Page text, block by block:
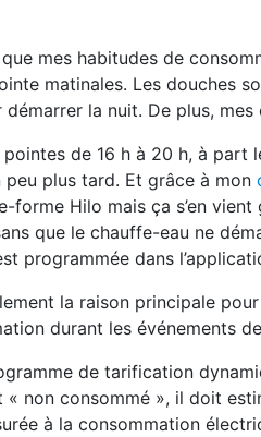
mes habitudes de
matinales. Les douches
la nuit. De plus,
de 16 h à 20 h, à part
plus tard. Et grâce à mon
forme Hilo mais ça s’en vient
que le chauffe-eau ne
programmée dans
la raison principale
durant les événements
de tarification
« non consommé », il doit
à la consommation